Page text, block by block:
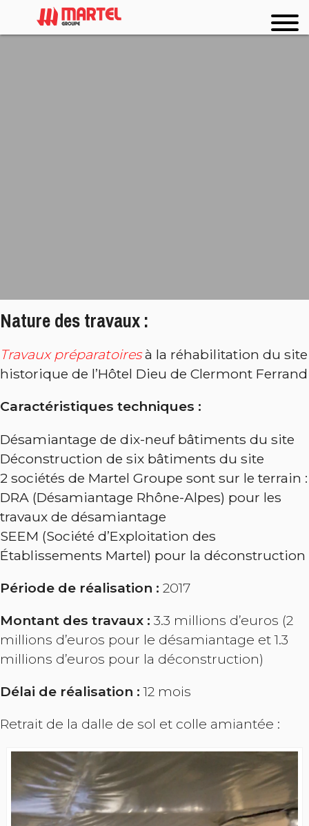
Nature des travaux :
Travaux préparatoiresà la réhabilitation du site
historique de l’Hôtel Dieu de Clermont Ferrand
Caractéristiques techniques :
Désamiantage de dix-neuf bâtiments du site
Déconstruction de six bâtiments du site
2 sociétés de Martel Groupe sont sur le terrain :
DRA (Désamiantage Rhône-Alpes) pour les
travaux de désamiantage
SEEM (Société d’Exploitation des
Établissements Martel) pour la déconstruction
Période de réalisation : 2017
Montant des travaux : 3.3 millions d’euros (2
millions d’euros pour le désamiantage et 1.3
millions d’euros pour la déconstruction)
Délai de réalisation : 12 mois
Retrait de la dalle de sol et colle amiantée :